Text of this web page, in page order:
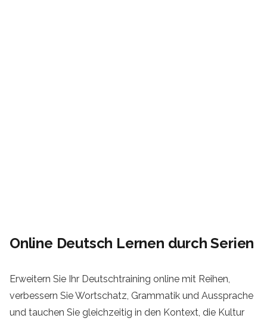
Online Deutsch Lernen durch Serien
Erweitern Sie Ihr Deutschtraining online mit Reihen,
verbessern Sie Wortschatz, Grammatik und Aussprache
und tauchen Sie gleichzeitig in den Kontext, die Kultur